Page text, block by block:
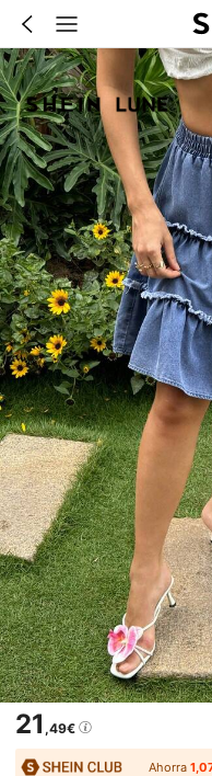
21 ,49€
Ahorra